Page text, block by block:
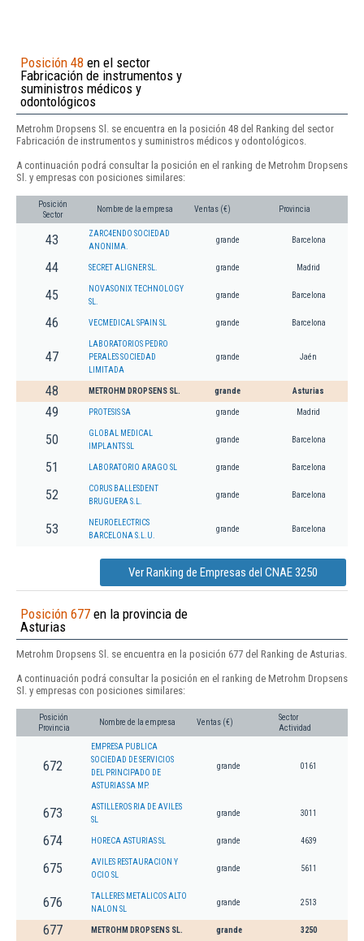
Posición 48 en el sector
Fabricación de instrumentos y
suministros médicos y
odontológicos
Metrohm Dropsens Sl. se encuentra en la posición 48 del Ranking del sector
Fabricación de instrumentos y suministros médicos y odontológicos.
A continuación podrá consultar la posición en el ranking de Metrohm Dropsens
Sl. y empresas con posiciones similares:
Posición
Sector
Nombre de la empresa Ventas (€) Provincia
43
ZARC4ENDO SOCIEDAD
ANONIMA.
grande Barcelona
44 SECRET ALIGNER SL. grande Madrid
45
NOVASONIX TECHNOLOGY
SL.
grande Barcelona
46 VECMEDICAL SPAIN SL grande Barcelona
47
LABORATORIOS PEDRO
PERALES SOCIEDAD
LIMITADA
grande Jaén
48 METROHM DROPSENS SL. grande Asturias
49 PROTESIS SA grande Madrid
50
GLOBAL MEDICAL
IMPLANTS SL
grande Barcelona
51 LABORATORIO ARAGO SL grande Barcelona
52
CORUS BALLESDENT
BRUGUERA S.L.
grande Barcelona
53
NEUROELECTRICS
BARCELONA S.L.U.
grande Barcelona
Ver Ranking de Empresas del CNAE 3250
Posición 677 en la provincia de
Asturias
Metrohm Dropsens Sl. se encuentra en la posición 677 del Ranking de Asturias.
A continuación podrá consultar la posición en el ranking de Metrohm Dropsens
Sl. y empresas con posiciones similares:
Posición
Provincia
Nombre de la empresa Ventas (€)
Sector
Actividad
672
EMPRESA PUBLICA
SOCIEDAD DE SERVICIOS
DEL PRINCIPADO DE
ASTURIAS SA MP.
grande 0161
673
ASTILLEROS RIA DE AVILES
SL
grande 3011
674 HORECA ASTURIAS SL grande 4639
675
AVILES RESTAURACION Y
OCIO SL
grande 5611
676
TALLERES METALICOS ALTO
NALON SL
grande 2513
677 METROHM DROPSENS SL. grande 3250